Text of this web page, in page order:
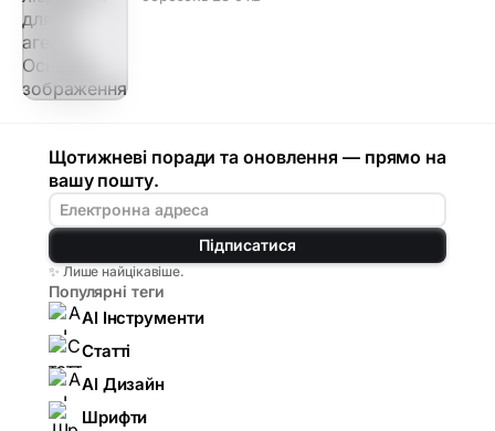
Щотижневі поради та оновлення — прямо на
вашу пошту.
Підписатися
✨ Лише найцікавіше.
Популярні теги
AI Інструменти
Статті
AI Дизайн
Шрифти